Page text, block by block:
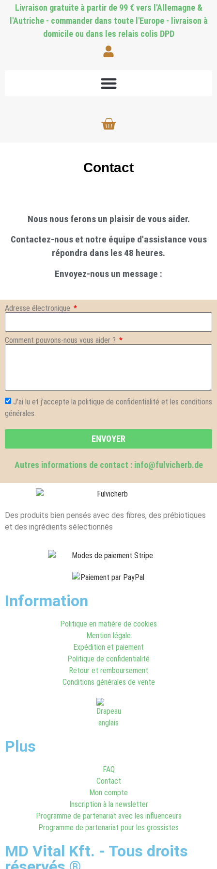
Livraison gratuite à partir de 99 € vers l'Allemagne &
l'Autriche - commander dans toute l'Europe - livraison à
domicile ou dans les relais colis DPD
Contact
Nous nous ferons un plaisir de vous aider.
Contactez-nous et notre équipe d'assistance vous
répondra dans les 48 heures.
Envoyez-nous un message :
Adresse électronique
Comment pouvons-nous vous aider ?
J'ai lu et j'accepte la politique de confidentialité et les conditions
générales.
ENVOYER
Autres informations de contact : info@fulvicherb.de
Des produits bien pensés avec des fibres, des prébiotiques
et des ingrédients sélectionnés
Information
Politique en matière de cookies
Mention légale
Expédition et paiement
Politique de confidentialité
Retour et remboursement
Conditions générales de vente
Plus
FAQ
Contact
Mon compte
Inscription à la newsletter
Programme de partenariat avec les influenceurs
Programme de partenariat pour les grossistes
MD Vital Kft. - Tous droits